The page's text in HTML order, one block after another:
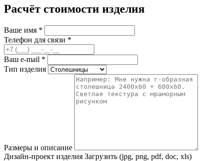
Расчёт стоимости изделия
Ваше имя *
Телефон для связи *
Ваш e-mail *
Тип изделия
Размеры и описание
Дизайн-проект изделия Загрузить (jpg, png, pdf, doc, xls)